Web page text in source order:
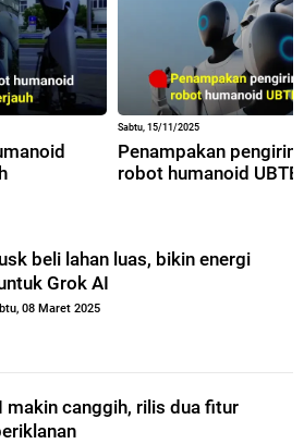
Sabtu, 15/11/2025
Penampakan
robot humanoid
beli lahan luas, bikin energi
Grok AI
08 Maret 2025
makin canggih, rilis dua fitur